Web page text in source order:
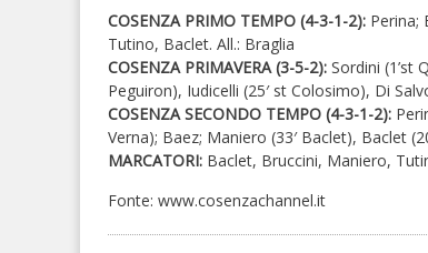
COSENZA PRIMO TEMPO (4-3-1-2): Perina;
Tutino, Baclet. All.: Braglia
COSENZA PRIMAVERA (3-5-2): Sordini (1’st
Peguiron), Iudicelli (25′ st Colosimo), Di
COSENZA SECONDO TEMPO (4-3-1-2):
Verna); Baez; Maniero (33′ Baclet), Baclet
MARCATORI: Baclet, Bruccini, Maniero,
Fonte: www.cosenzachannel.it